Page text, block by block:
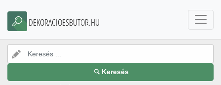
DEKORACIOESBUTOR.HU
Keresés